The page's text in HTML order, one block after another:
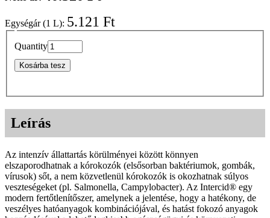
Egységár (1 L): 5.121 Ft
Quantity
Kosárba tesz
Leírás
Az intenzív állattartás körülményei között könnyen
elszaporodhatnak a kórokozók (elsősorban baktériumok, gombák,
vírusok) sőt, a nem közvetlenül kórokozók is okozhatnak súlyos
veszteségeket (pl. Salmonella, Campylobacter). Az Intercid® egy
modern fertőtlenítőszer, amelynek a jelentése, hogy a hatékony, de
veszélyes hatóanyagok kombinációjával, és hatást fokozó anyagok